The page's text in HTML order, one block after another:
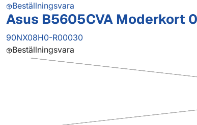
Beställningsvara
Asus B5605CVA Moderkort
90NX08H0-R00030
Beställningsvara